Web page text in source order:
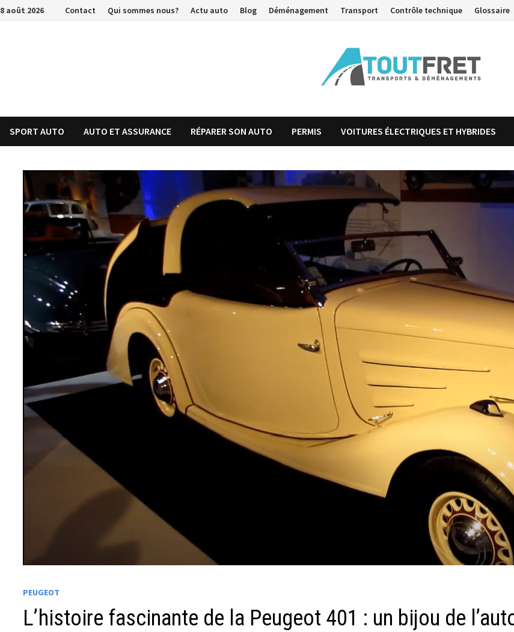
Passer
8 août 2026 Contact Qui sommes nous? Actu auto Blog Déménagement Transport Contrôle technique Glossaire
SPORT AUTO AUTO ET ASSURANCE RÉPARER SON AUTO PERMIS VOITURES ÉLECTRIQUES ET HYBRIDES
PEUGEOT
L’histoire fascinante de la Peugeot 401 : un bijou de